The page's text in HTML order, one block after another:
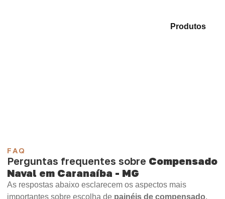
Produtos
FAQ
Perguntas frequentes sobre Compensado
Naval em Caranaíba - MG
As respostas abaixo esclarecem os aspectos mais
importantes sobre escolha de painéis de compensado,